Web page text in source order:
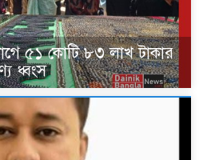
৫১ কোটি ৮৩ লাখ টাকার
ধ্বংস